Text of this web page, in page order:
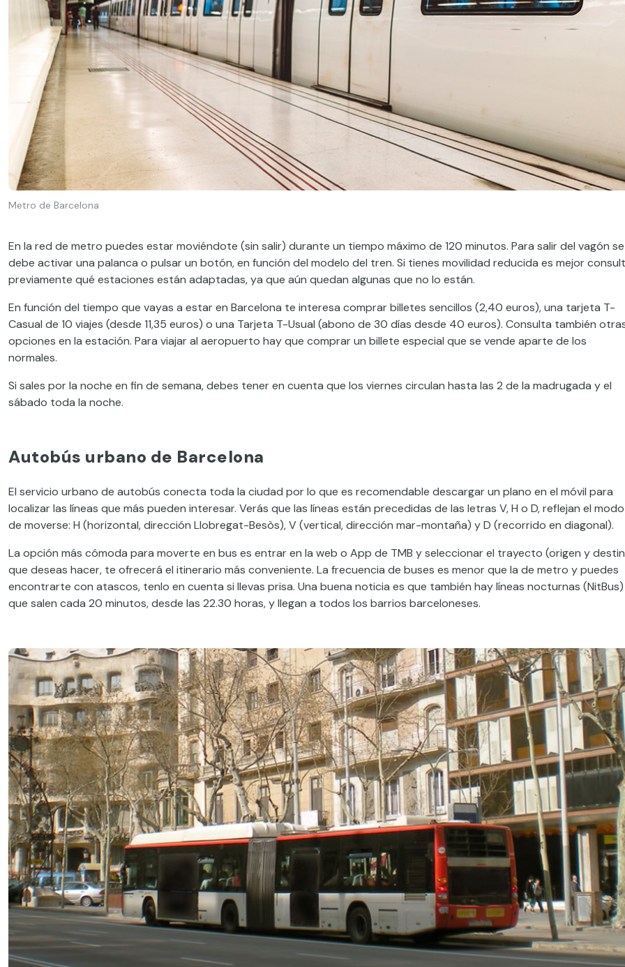
Metro de Barcelona
En la red de metro puedes estar moviéndote (sin salir) durante un tiempo máximo de 120 minutos. Para salir del vagón se
debe activar una palanca o pulsar un botón, en función del modelo del tren. Si tienes movilidad reducida es mejor
previamente qué estaciones están adaptadas, ya que aún quedan algunas que no lo están.
En función del tiempo que vayas a estar en Barcelona te interesa comprar billetes sencillos (2,40 euros), una tarjeta T-
Casual de 10 viajes (desde 11,35 euros) o una Tarjeta T-Usual (abono de 30 días desde 40 euros). Consulta también
opciones en la estación. Para viajar al aeropuerto hay que comprar un billete especial que se vende aparte de los
normales.
Si sales por la noche en fin de semana, debes tener en cuenta que los viernes circulan hasta las 2 de la madrugada y el
sábado toda la noche.
Autobús urbano de Barcelona
El servicio urbano de autobús conecta toda la ciudad por lo que es recomendable descargar un plano en el móvil para
localizar las líneas que más pueden interesar. Verás que las líneas están precedidas de las letras V, H o D, reflejan el modo
de moverse: H (horizontal, dirección Llobregat-Besòs), V (vertical, dirección mar-montaña) y D (recorrido en diagonal).
La opción más cómoda para moverte en bus es entrar en la web o App de TMB y seleccionar el trayecto (origen y
que deseas hacer, te ofrecerá el itinerario más conveniente. La frecuencia de buses es menor que la de metro y puedes
encontrarte con atascos, tenlo en cuenta si llevas prisa. Una buena noticia es que también hay líneas nocturnas (NitBus)
que salen cada 20 minutos, desde las 22.30 horas, y llegan a todos los barrios barceloneses.